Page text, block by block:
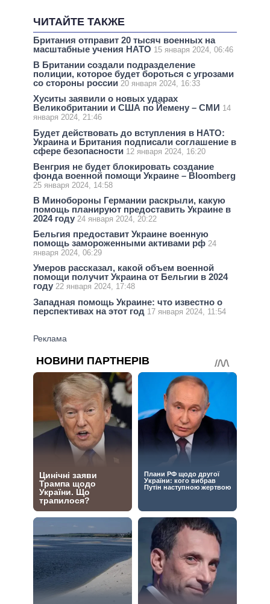
ЧИТАЙТЕ ТАКЖЕ
Британия отправит 20 тысяч военных на
масштабные учения НАТО 15 января 2024, 06:46
В Британии создали подразделение
полиции, которое будет бороться с угрозами
со стороны россии 20 января 2024, 16:33
Хуситы заявили о новых ударах
Великобритании и США по Йемену – СМИ 14
января 2024, 21:46
Будет действовать до вступления в НАТО:
Украина и Британия подписали соглашение в
сфере безопасности 12 января 2024, 16:20
Венгрия не будет блокировать создание
фонда военной помощи Украине – Bloomberg
25 января 2024, 14:58
В Минобороны Германии раскрыли, какую
помощь планируют предоставить Украине в
2024 году 24 января 2024, 20:22
Бельгия предоставит Украине военную
помощь замороженными активами рф 24
января 2024, 06:29
Умеров рассказал, какой объем военной
помощи получит Украина от Бельгии в 2024
году 22 января 2024, 17:48
Западная помощь Украине: что известно о
перспективах на этот год 17 января 2024, 11:54